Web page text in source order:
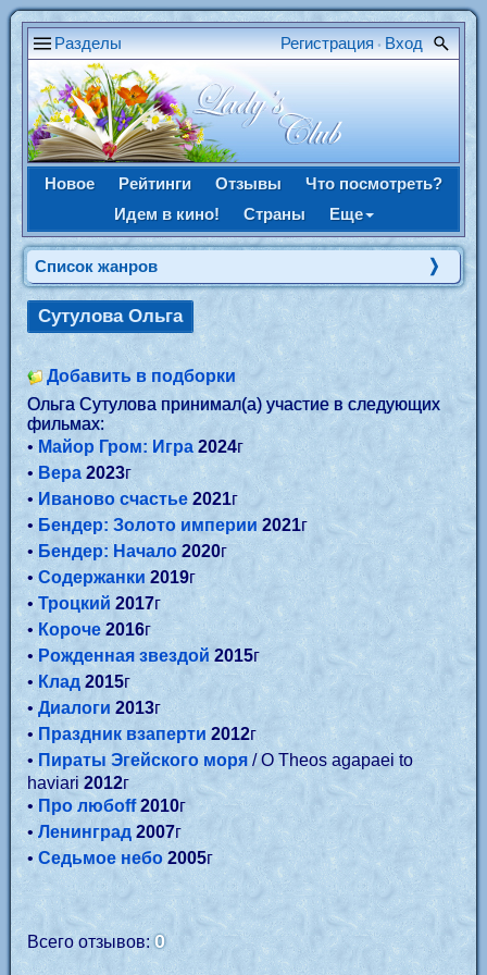
Разделы Регистрация • Вход
Новое Рейтинги Отзывы
Что посмотреть?
Идем в кино!
Страны Еще
Список жанров
Сутулова Ольга
Добавить в подборки
Ольга Сутулова принимал(а) участие в следующих
фильмах:
• Майор Гром: Игра 2024г
• Вера 2023г
• Иваново счастье 2021г
• Бендер: Золото империи 2021г
• Бендер: Начало 2020г
•Содержанки 2019г
• Троцкий 2017г
• Короче 2016г
• Рожденная звездой 2015г
• Клад 2015г
•Диалоги 2013г
• Праздник взаперти 2012г
• Пираты Эгейского моря / O Theos agapaei to
haviari2012г
• Про любоff 2010г
• Ленинград 2007г
• Седьмое небо 2005г
Всего отзывов:0